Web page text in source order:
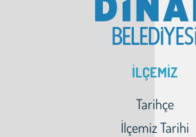
İLÇEMİZ
Tarihçe
İlçemiz Tarihi